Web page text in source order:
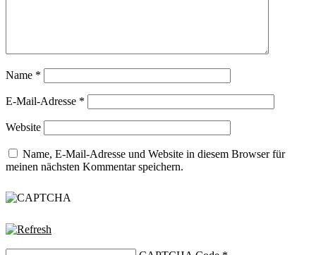
Name *
E-Mail-Adresse *
Website
Name, E-Mail-Adresse und Website in diesem Browser für
meinen nächsten Kommentar speichern.